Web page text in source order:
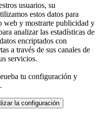
usuarios, su
estos datos para
web y mostrarte publicidad y
analizar las estadísticas de
encriptados con
a través de sus canales de
servicios.
tu configuración y
.
la configuración